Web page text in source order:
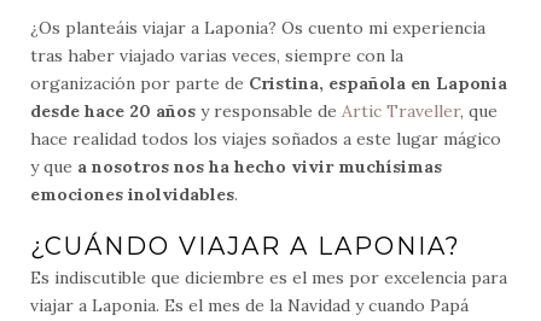
¿Os planteáis viajar a Laponia? Os cuento mi experiencia
tras haber viajado varias veces, siempre con la
organización por parte de Cristina, española en Laponia
desde hace 20 años y responsable de Artic Traveller, que
hace realidad todos los viajes soñados a este lugar mágico
y que a nosotros nos ha hecho vivir muchísimas
emociones inolvidables.
¿CUÁNDO VIAJAR A LAPONIA?
Es indiscutible que diciembre es el mes por excelencia para
viajar a Laponia. Es el mes de la Navidad y cuando Papá